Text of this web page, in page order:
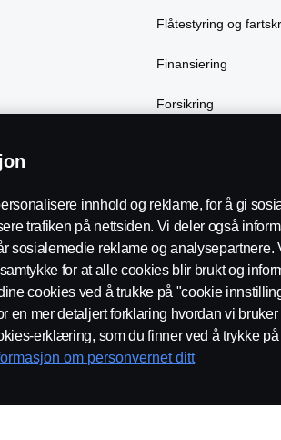
Flåtestyring og
Finansiering
Forsikring
Cookies Kontakt oss
innhold og reklame, for å gi
trafiken på nettsiden. Vi deler også
sosialemedie reklame og analysepartnere.
for at alle cookies blir brukt og
cookies ved å trukke på "cookie
en mer detaljert forklaring hvordan vi
erklæring, som du finner ved å trykke
om personvernet ditt